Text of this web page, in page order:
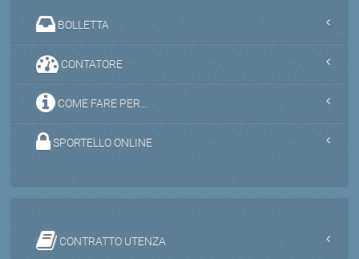
BOLLETTA
CONTATORE
COME FARE PER...
SPORTELLO ONLINE
CONTRATTO UTENZA